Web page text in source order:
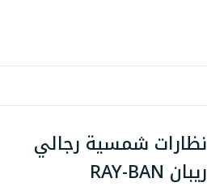
نظارات شمسية رجالي
ريبان RAY-BAN